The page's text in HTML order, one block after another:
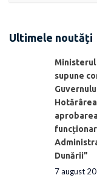
Ultimele noutăți
Ministerul
supune
Dunării”
7 august